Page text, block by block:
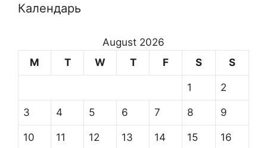
Календарь
August 2026
M
T W T F S S
1 2
3 4 5 6 7 8 9
10 11 12 13 14 15 16